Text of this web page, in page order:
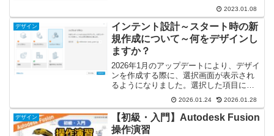
2023.01.08
デザイン
インテント設計～スタート時の新
規作成について～何をデザインし
ますか？
2026年1月のアップデートにより、デザイ
ンを作成する際に、選択画面が表示され
るようになりました。選択した項目によ
っての違いを解説していきます。結論と
して、これまでと同様に操作をしたい場
合には、「ハイブリッドデザイン」を選
択してください。ハ...
2026.01.24 2026.01.28
デザイン
【初級・入門】Autodesk Fusion
操作演習